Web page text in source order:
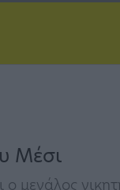
Μέσι
μεγάλος